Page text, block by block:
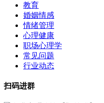
教育
婚姻情感
情绪管理
心理健康
职场心理学
常见问题
行业动态
扫码进群